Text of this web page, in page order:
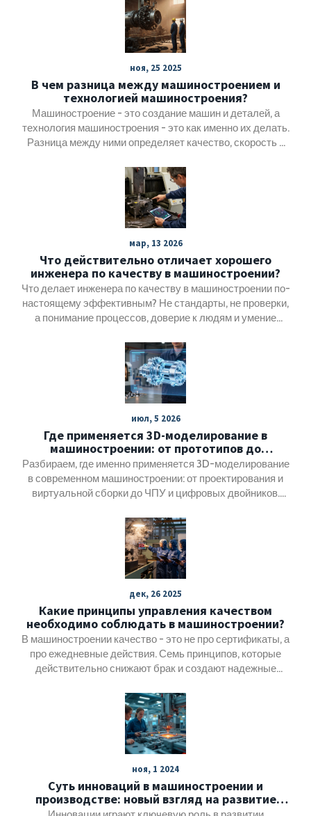
ноя, 25 2025
В чем разница между машиностроением и
технологией машиностроения?
Машиностроение - это создание машин и деталей, а
технология машиностроения - это как именно их делать.
Разница между ними определяет качество, скорость и
важнее оборудования.
мар, 13 2026
Что действительно отличает хорошего
инженера по качеству в машиностроении?
Что делает инженера по качеству в машиностроении по-
настоящему эффективным? Не стандарты, не проверки,
а понимание процессов, доверие к людям и умение
июл, 5 2026
Где применяется 3D-моделирование в
машиностроении: от прототипов до
цифровых двойников
Разбираем, где именно применяется 3D-моделирование
в современном машиностроении: от проектирования и
виртуальной сборки до ЧПУ и цифровых двойников.
дек, 26 2025
Какие принципы управления качеством
необходимо соблюдать в машиностроении?
В машиностроении качество - это не про сертификаты, а
про ежедневные действия. Семь принципов, которые
действительно снижают брак и создают надежные
ноя, 1 2024
Суть инноваций в машиностроении и
производстве: новый взгляд на развитие
технологий